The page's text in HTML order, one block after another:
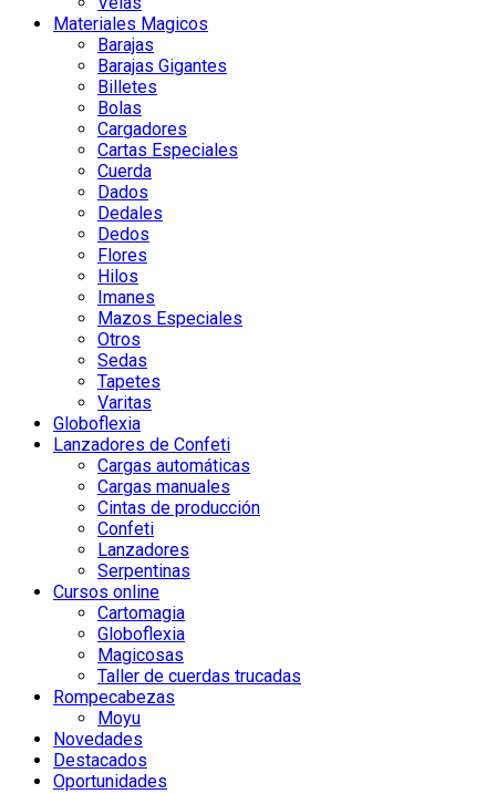
Materiales Magicos
Barajas
Barajas Gigantes
Billetes
Bolas
Cargadores
Cartas Especiales
Cuerda
Dados
Dedales
Dedos
Flores
Hilos
Imanes
Mazos Especiales
Otros
Sedas
Tapetes
Varitas
Globoflexia
Lanzadores de Confeti
Cargas automáticas
Cargas manuales
Cintas de producción
Confeti
Lanzadores
Serpentinas
Cursos online
Cartomagia
Globoflexia
Magicosas
Taller de cuerdas trucadas
Rompecabezas
Moyu
Novedades
Destacados
Oportunidades